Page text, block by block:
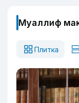
Муаллиф
Плитка